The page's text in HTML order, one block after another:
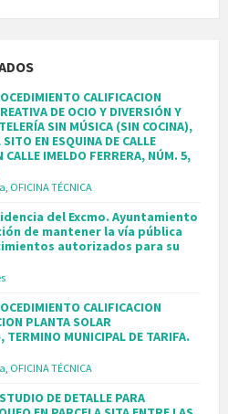
CALIFICACION
DE OCIO Y DIVERSIÓN Y
SIN MÚSICA (SIN COCINA),
EN ESQUINA DE CALLE
CALLE IMELDO FERRERA, NÚM. 5,
, OFICINA TÉCNICA
del Excmo. Ayuntamiento
de mantener la vía pública
autorizados para su
CALIFICACION
PLANTA SOLAR
TERMINO MUNICIPAL DE TARIFA.
, OFICINA TÉCNICA
DE DETALLE PARA